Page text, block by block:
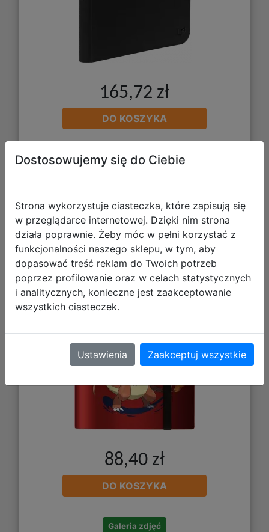
165,72 zł
DO KOSZYKA
Galeria zdjęć
Ultra Pro: Pokemon - 9-Pocket PRO
Binder - Album na Karty - Mega
Charizard X Y
88,40 zł
DO KOSZYKA
Galeria zdjęć
Dostosowujemy się do Ciebie
Strona wykorzystuje ciasteczka, które zapisują się
w przeglądarce internetowej. Dzięki nim strona
działa poprawnie. Żeby móc w pełni korzystać z
funkcjonalności naszego sklepu, w tym, aby
dopasować treść reklam do Twoich potrzeb
poprzez profilowanie oraz w celach statystycznych
i analitycznych, konieczne jest zaakceptowanie
wszystkich ciasteczek.
Ustawienia Zaakceptuj wszystkie